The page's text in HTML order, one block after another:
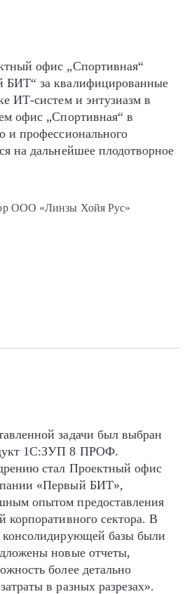
офис „Спортивная“
БИТ“ за квалифицированные
ИТ-систем и энтузиазм в
офис „Спортивная“ в
и профессионального
на дальнейшее плодотворное
ООО «Линзы Хойя Рус»
задачи был выбран
1С:ЗУП 8 ПРОФ.
стал Проектный офис
«Первый БИТ»,
опытом предоставления
корпоративного сектора. В
консолидирующей базы были
новые отчеты,
более детально
в разных разрезах».